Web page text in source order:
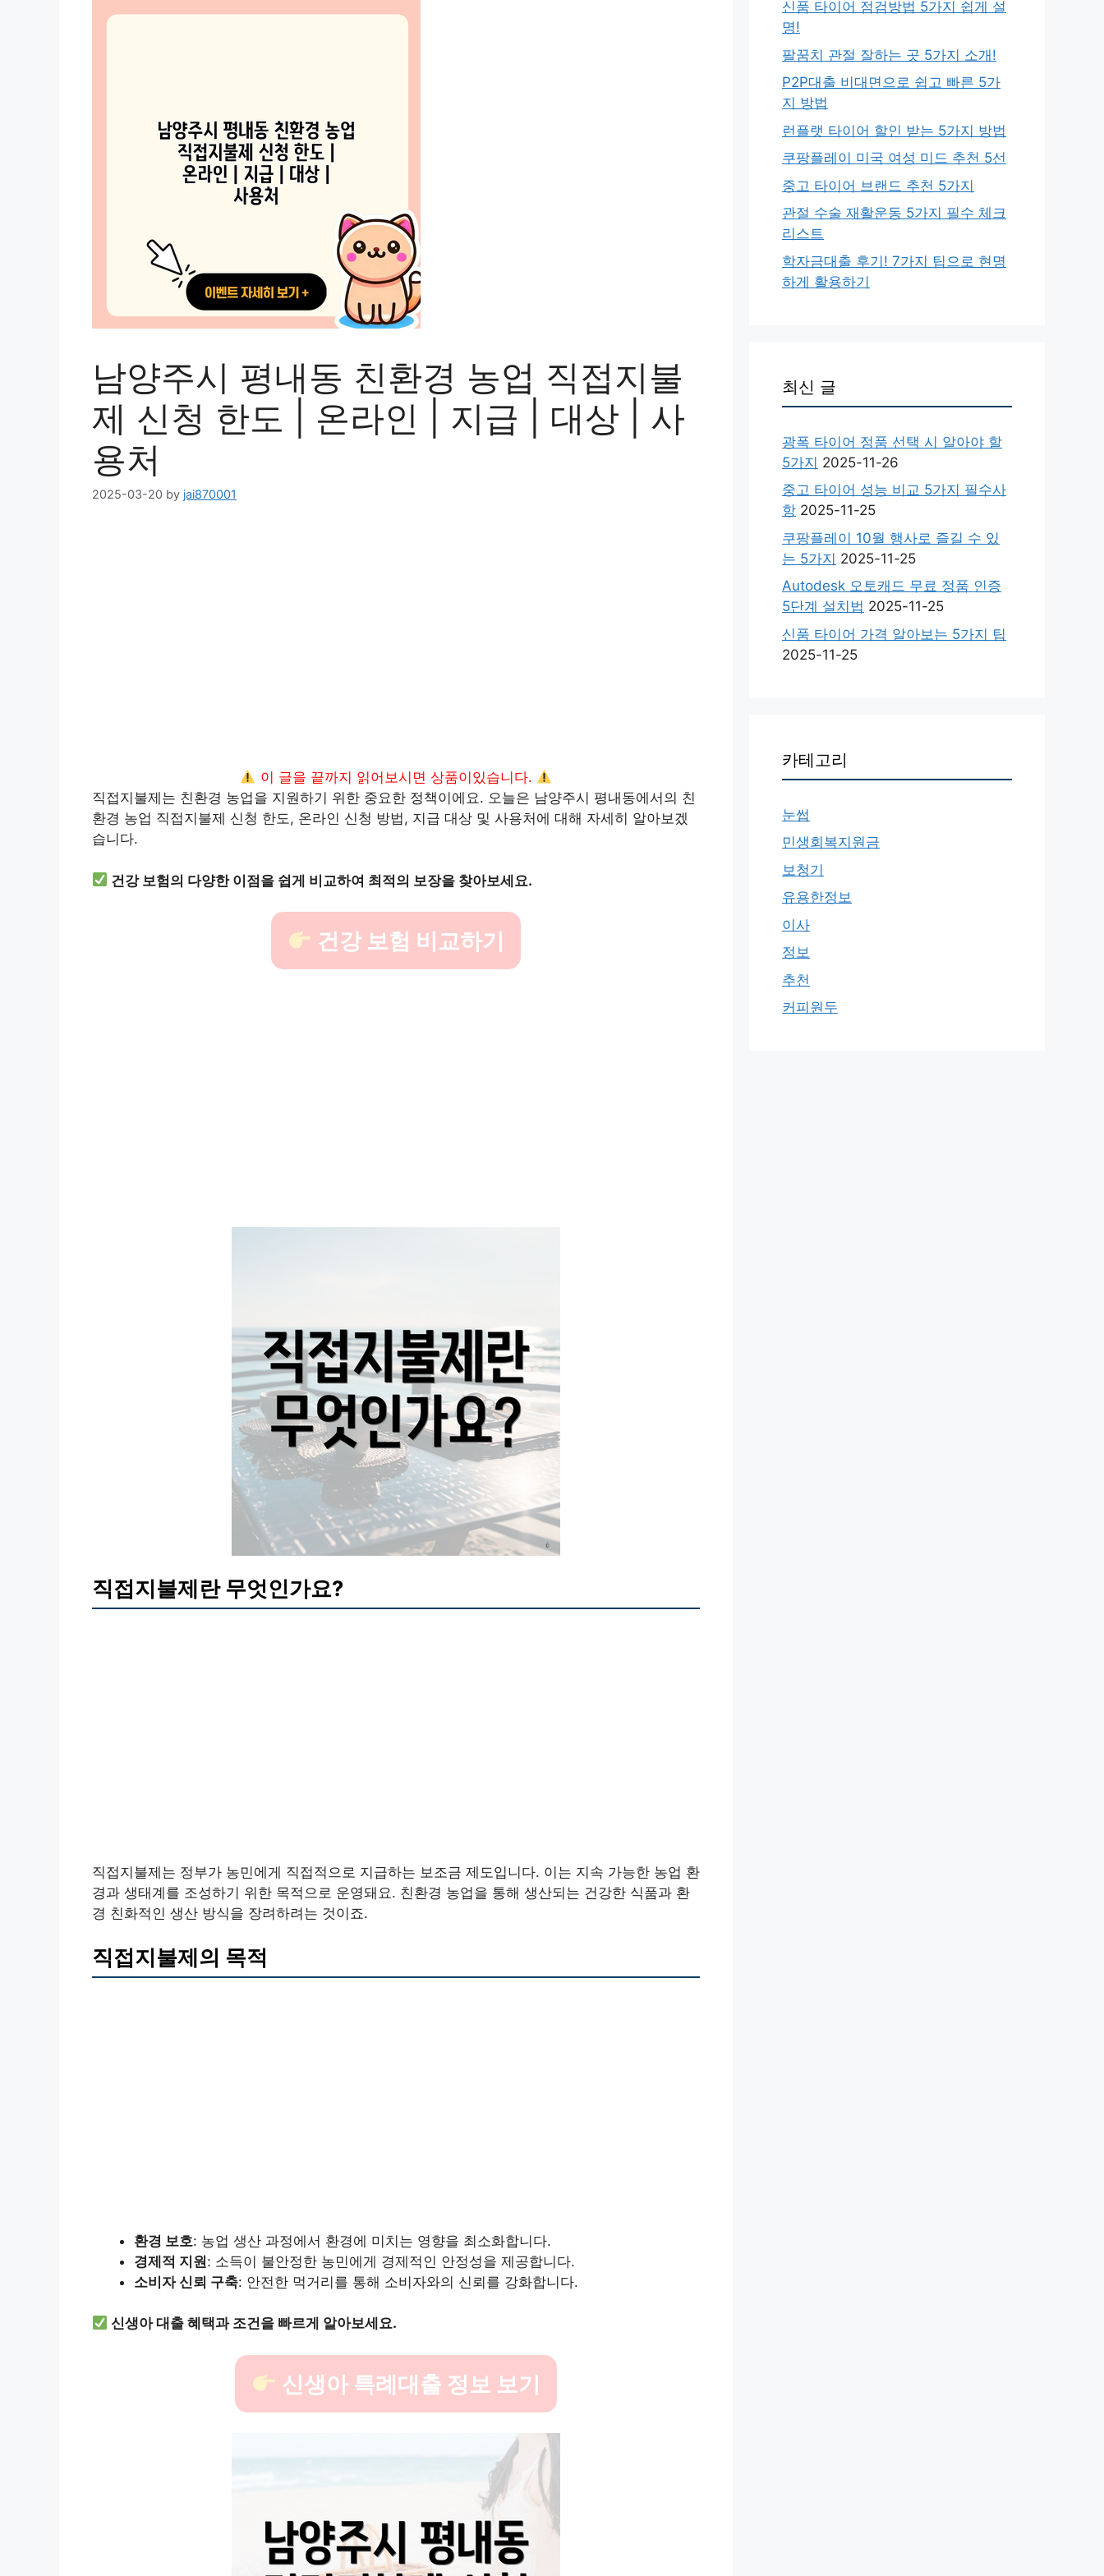
남양주시 평내동 친환경 농업 직접지불
제 신청 한도 | 온라인 | 지급 | 대상 | 사
용처
2025-03-20 by jai870001
이 글을 끝까지 읽어보시면 상품이있습니다.
직접지불제는 친환경 농업을 지원하기 위한 중요한 정책이에요. 오늘은 남양주시 평내동에서의 친
환경 농업 직접지불제 신청 한도, 온라인 신청 방법, 지급 대상 및 사용처에 대해 자세히 알아보겠
습니다.
건강 보험의 다양한 이점을 쉽게 비교하여 최적의 보장을 찾아보세요.
건강 보험 비교하기
직접지불제란 무엇인가요?
직접지불제는 정부가 농민에게 직접적으로 지급하는 보조금 제도입니다. 이는 지속 가능한 농업 환
경과 생태계를 조성하기 위한 목적으로 운영돼요. 친환경 농업을 통해 생산되는 건강한 식품과 환
경 친화적인 생산 방식을 장려하려는 것이죠.
직접지불제의 목적
환경 보호: 농업 생산 과정에서 환경에 미치는 영향을 최소화합니다.
경제적 지원: 소득이 불안정한 농민에게 경제적인 안정성을 제공합니다.
소비자 신뢰 구축: 안전한 먹거리를 통해 소비자와의 신뢰를 강화합니다.
신생아 대출 혜택과 조건을 빠르게 알아보세요.
신생아 특례대출 정보 보기
신품 타이어 점검방법 5가지 쉽게 설
명!
팔꿈치 관절 잘하는 곳 5가지 소개!
P2P대출 비대면으로 쉽고 빠른 5가
지 방법
런플랫 타이어 할인 받는 5가지 방법
쿠팡플레이 미국 여성 미드 추천 5선
중고 타이어 브랜드 추천 5가지
관절 수술 재활운동 5가지 필수 체크
리스트
학자금대출 후기! 7가지 팁으로 현명
하게 활용하기
최신 글
광폭 타이어 정품 선택 시 알아야 할
5가지 2025-11-26
중고 타이어 성능 비교 5가지 필수사
항 2025-11-25
쿠팡플레이 10월 행사로 즐길 수 있
는 5가지 2025-11-25
Autodesk 오토캐드 무료 정품 인증
5단계 설치법 2025-11-25
신품 타이어 가격 알아보는 5가지 팁
2025-11-25
카테고리
눈썹
민생회복지원금
보청기
유용한정보
이사
정보
추천
커피원두